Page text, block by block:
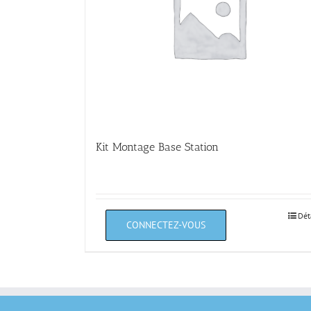
Kit Montage Base Station